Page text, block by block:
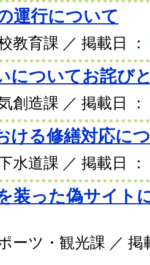
運行について
教育課 ／ 掲載日 ：
についてお詫び
創造課 ／ 掲載日 ：
ける修繕対応に
水道課 ／ 掲載日 ：
装った偽サイト
ーツ・観光課 ／ 掲